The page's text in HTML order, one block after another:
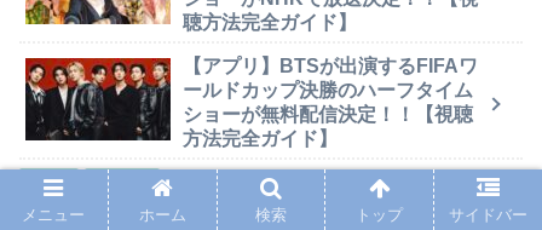
聴方法完全ガイド】
【アプリ】BTSが出演するFIFAワ
ールドカップ決勝のハーフタイム
ショーが無料配信決定！！【視聴
方法完全ガイド】
BTS 急上昇
BTS BTS Proof BTS Proof 広告看板
メニュー ホーム 検索 トップ サイドバー